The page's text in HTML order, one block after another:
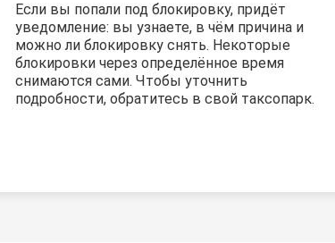
Если вы попали под блокировку, придёт
уведомление: вы узнаете, в чём причина и
можно ли блокировку снять. Некоторые
блокировки через определённое время
снимаются сами. Чтобы уточнить
подробности, обратитесь в свой таксопарк.
Если вы попали под блокировку, придёт
уведомление: вы узнаете, в чём причина и
можно ли блокировку снять. Некоторые
блокировки через определённое время
снимаются сами. Чтобы уточнить
подробности, обратитесь в свой таксопарк.
Если вы попали под блокировку, придёт
уведомление: вы узнаете, в чём причина и
можно ли блокировку снять. Некоторые
блокировки через определённое время
снимаются сами. Чтобы уточнить
подробности, обратитесь в свой таксопарк.